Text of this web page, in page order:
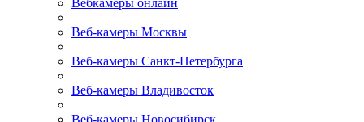
Вебкамеры онлайн
Веб-камеры Москвы
Веб-камеры Санкт-Петербурга
Веб-камеры Владивосток
Веб-камеры Новосибирск